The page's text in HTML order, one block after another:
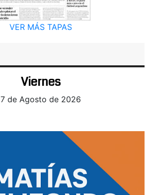
VER MÁS TAPAS
Viernes
7 de Agosto de 2026